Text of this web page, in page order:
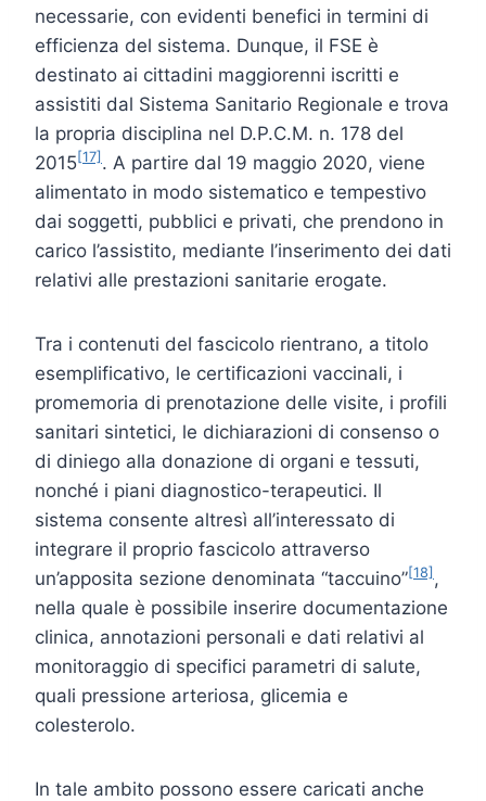
necessarie, con evidenti benefici in termini di
efficienza del sistema. Dunque, il FSE è
destinato ai cittadini maggiorenni iscritti e
assistiti dal Sistema Sanitario Regionale e trova
la propria disciplina nel D.P.C.M. n. 178 del
2015[17] . A partire dal 19 maggio 2020, viene
alimentato in modo sistematico e tempestivo
dai soggetti, pubblici e privati, che prendono in
carico l’assistito, mediante l’inserimento dei dati
relativi alle prestazioni sanitarie erogate.
Tra i contenuti del fascicolo rientrano, a titolo
esemplificativo, le certificazioni vaccinali, i
promemoria di prenotazione delle visite, i profili
sanitari sintetici, le dichiarazioni di consenso o
di diniego alla donazione di organi e tessuti,
nonché i piani diagnostico-terapeutici. Il
sistema consente altresì all’interessato di
integrare il proprio fascicolo attraverso
un’apposita sezione denominata “taccuino”[18] ,
nella quale è possibile inserire documentazione
clinica, annotazioni personali e dati relativi al
monitoraggio di specifici parametri di salute,
quali pressione arteriosa, glicemia e
colesterolo.
In tale ambito possono essere caricati anche